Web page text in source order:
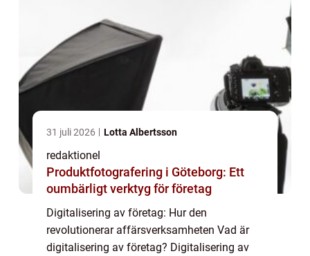
31 juli 2026 Lotta Albertsson
redaktionel
Produktfotografering i Göteborg: Ett
oumbärligt verktyg för företag
Digitalisering av företag: Hur den
revolutionerar affärsverksamheten Vad är
digitalisering av företag? Digitalisering av